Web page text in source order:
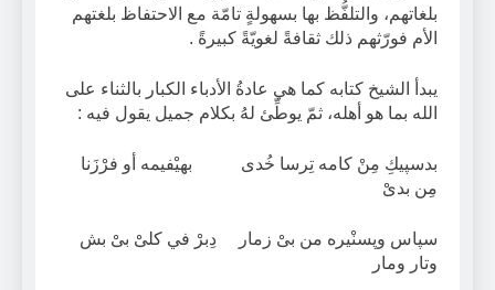
بلغاتهم، والتلفُّظ بها بسهولةٍ تامّة مع الاحتفاظ بلغتهم
الأم فورّثهم ذلك ثقافةً لغويّةً كبيرةً .
يبدأ الشيخ كتابه كما هي عادةُ الأدباء الكبار بالثناء على
الله بما هو أهله، ثمّ يوطِّئ لهُ بكلام جميل يقول فيه :
بدسپيكِ مِنْ كامه تِرسا خُدى بهيْفيمه أو فرْزَنا
مِن بدىْ
سپاس وپسنْيره من بىْ زمار دِبرْ في كلىْ بىْ بش
وتار ومار